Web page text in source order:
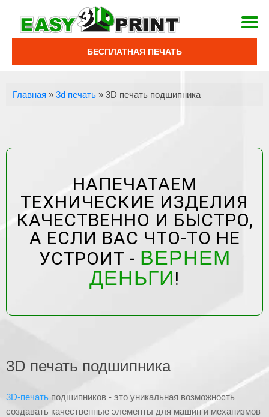
БЕСПЛАТНАЯ ПЕЧАТЬ
Главная »3d печать »3D печать подшипника
НАПЕЧАТАЕМ
ТЕХНИЧЕСКИЕ ИЗДЕЛИЯ
КАЧЕСТВЕННО И БЫСТРО,
А ЕСЛИ ВАС ЧТО-ТО НЕ
УСТРОИТ - ВЕРНЕМ
ДЕНЬГИ!
3D печать подшипника
3D-печать подшипников - это уникальная возможность
создавать качественные элементы для машин и механизмов